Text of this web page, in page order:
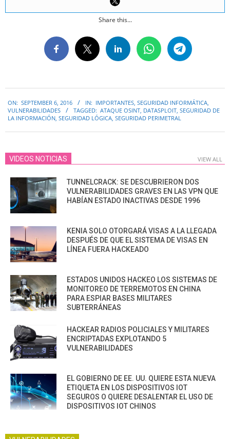
Share this...
09-
06
ON: SEPTEMBER 6, 2016 IN: IMPORTANTES SEGURIDAD INFORMÁTICA
VULNERABILIDADES
TAGGED: ATAQUE OSINT DATASPLOIT SEGURIDAD DE
LA INFORMACIÓN SEGURIDAD LÓGICA SEGURIDAD PERIMETRAL
VIDEOS NOTICIAS VIEW ALL
TUNNELCRACK: SE DESCUBRIERON DOS
VULNERABILIDADES GRAVES EN LAS VPN QUE
HABÍAN ESTADO INACTIVAS DESDE 1996
KENIA SOLO OTORGARÁ VISAS A LA LLEGADA
DESPUÉS DE QUE EL SISTEMA DE VISAS EN
LÍNEA FUERA HACKEADO
ESTADOS UNIDOS HACKEO LOS SISTEMAS DE
MONITOREO DE TERREMOTOS EN CHINA
PARA ESPIAR BASES MILITARES
SUBTERRÁNEAS
HACKEAR RADIOS POLICIALES Y MILITARES
ENCRIPTADAS EXPLOTANDO 5
VULNERABILIDADES
EL GOBIERNO DE EE. UU. QUIERE ESTA NUEVA
ETIQUETA EN LOS DISPOSITIVOS IOT
SEGUROS O QUIERE DESALENTAR EL USO DE
DISPOSITIVOS IOT CHINOS